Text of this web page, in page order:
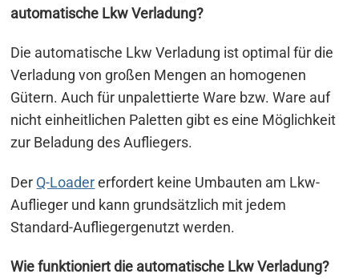
automatische Lkw Verladung?
Die automatische Lkw Verladung ist optimal für die
Verladung von großen Mengen an homogenen
Gütern. Auch für unpalettierte Ware bzw. Ware auf
nicht einheitlichen Paletten gibt es eine Möglichkeit
zur Beladung des Aufliegers.
Der Q-Loadererfordert keine Umbauten am Lkw-
Auflieger und kann grundsätzlich mit jedem
Standard-Aufliegergenutzt werden.
Wie funktioniert die automatische Lkw Verladung?